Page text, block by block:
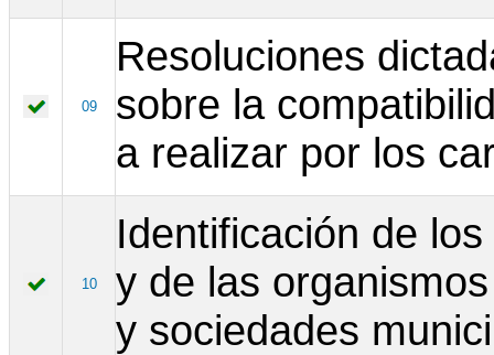
09
Resoluciones
sobre la
a realizar por los
10
Identificación de
y de las
y sociedades